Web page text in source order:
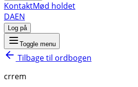
KontaktMød holdet
DAEN
Log på
Toggle menu
Tilbage til ordbogen
crrem